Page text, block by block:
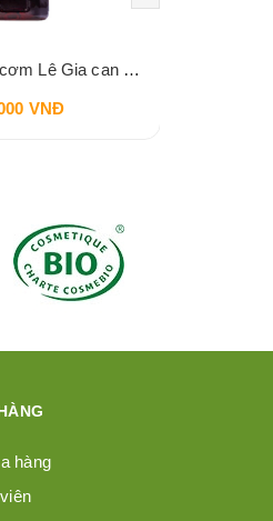
Nước mắm Cá cơm Lê Gia can 2 lít
VNĐ
hàng